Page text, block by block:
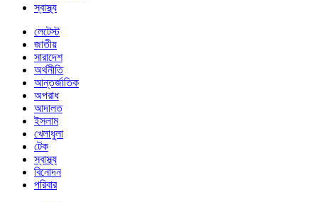
স্বাস্থ্য
লেটেস্ট
জাতীয়
সারাদেশ
অর্থনীতি
আন্তর্জাতিক
অপরাধ
আদালত
ইসলাম
খেলাধুলা
টেক
স্বাস্থ্য
বিনোদন
পরিবার